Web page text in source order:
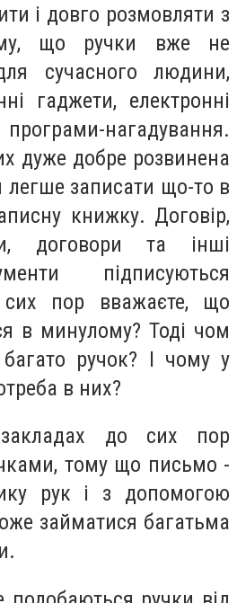
і довго розмовляти з
що ручки вже не
сучасного людини,
гаджети, електронні
нагадування.
дуже добре розвинена
легше записати що-то в
книжку. Договір,
договори та інші
підписуються
пор вважаєте, що
в минулому? Тоді чом
ручок? І чому у
в них?
до сих пор
тому що письмо -
рук і з допомогою
займатися багатьма